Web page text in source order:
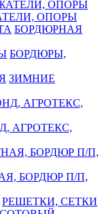
ОПОРЫ
БОРДЮРНАЯ
БОРДЮРЫ,
ЗИМНИЕ
АГРОТЕКС,
БОРДЮР П/П,
РЕШЕТКИ, СЕТКИ